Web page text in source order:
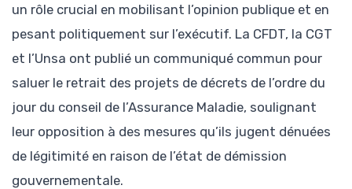
un rôle crucial en mobilisant l’opinion publique et en
pesant politiquement sur l’exécutif. La CFDT, la CGT
et l’Unsa ont publié un communiqué commun pour
saluer le retrait des projets de décrets de l’ordre du
jour du conseil de l’Assurance Maladie, soulignant
leur opposition à des mesures qu’ils jugent dénuées
de légitimité en raison de l’état de démission
gouvernementale.